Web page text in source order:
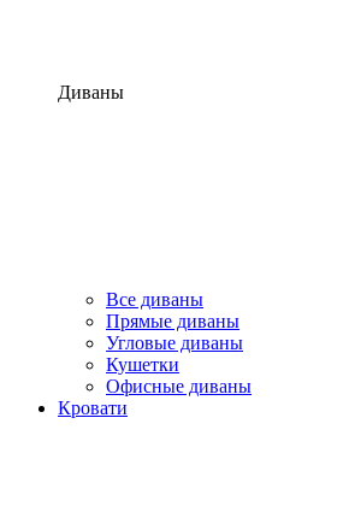
Диваны
Все диваны
Прямые диваны
Угловые диваны
Кушетки
Офисные диваны
Кровати